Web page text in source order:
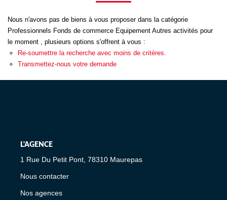
ACTUALITÉS
CONTACT
Nous n'avons pas de biens à vous proposer dans la catégorie
Professionnels Fonds de commerce Equipement Autres activités pour
le moment , plusieurs options s'offrent à vous :
Re-soumettre la recherche avec moins de critères.
Transmettez-nous votre demande
L'AGENCE
1 Rue Du Petit Pont, 78310 Maurepas
Nous contacter
Nos agences